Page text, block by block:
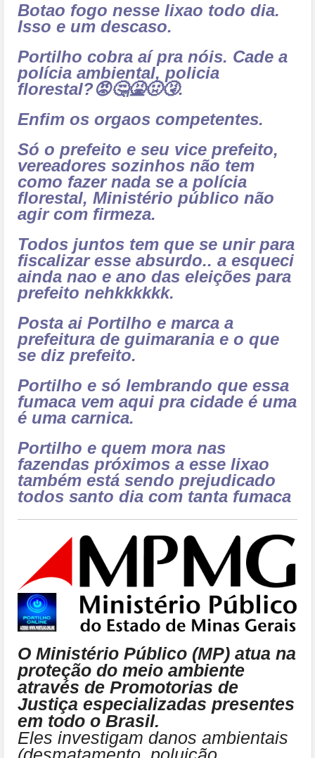
Botao fogo nesse lixao todo dia.
Isso e um descaso.
Portilho cobra aí pra nóis. Cade a
polícia ambiental, policia
florestal?😡🤔🤮🤢🤧.
Enfim os orgaos competentes.
Só o prefeito e seu vice prefeito,
vereadores sozinhos não tem
como fazer nada se a polícia
florestal, Ministério público não
agir com firmeza.
Todos juntos tem que se unir para
fiscalizar esse absurdo.. a esqueci
ainda nao e ano das eleições para
prefeito nehkkkkkk.
Posta ai Portilho e marca a
prefeitura de guimarania e o que
se diz prefeito.
Portilho e só lembrando que essa
fumaca vem aqui pra cidade é uma
é uma carnica.
Portilho e quem mora nas
fazendas próximos a esse lixao
também está sendo prejudicado
todos santo dia com tanta fumaca
O Ministério Público (MP) atua na
proteção do meio ambiente
através de Promotorias de
Justiça especializadas presentes
em todo o Brasil.
Eles investigam danos ambientais